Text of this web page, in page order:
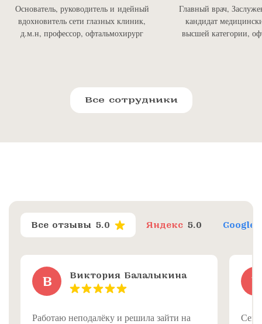
Основатель, руководитель и идейный
вдохновитель сети глазных клиник,
д.м.н, профессор, офтальмохирург
Главный врач,
кандидат
высшей категории,
Все сотрудники
Все отзывы 5.0 Яндекс 5.0 Google
В Виктория Балалыкина
Работаю неподалёку и решила зайти на
L